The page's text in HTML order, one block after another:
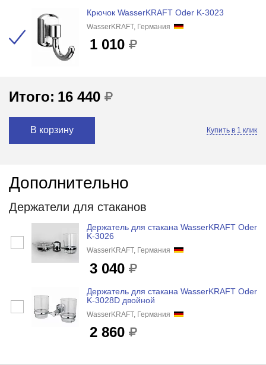
Крючок WasserKRAFT Oder K-3023
WasserKRAFT, Германия
1 010
Итого: 16 440
В корзину Купить в 1 клик
Дополнительно
Держатели для стаканов
Держатель для стакана WasserKRAFT Oder
K-3026
WasserKRAFT, Германия
3 040
Держатель для стакана WasserKRAFT Oder
K-3028D двойной
WasserKRAFT, Германия
2 860